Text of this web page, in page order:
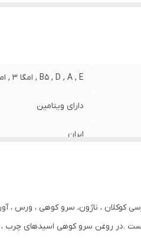
B5 , D , A , E , امگا 3 , امگا 6 , B , B3 , B6 , B2 , C
دارای ویتامین
ایران
کوکلان ، ناژون، سرو کوهی ، ورس
است .در روغن سرو کوهی اسیدهای